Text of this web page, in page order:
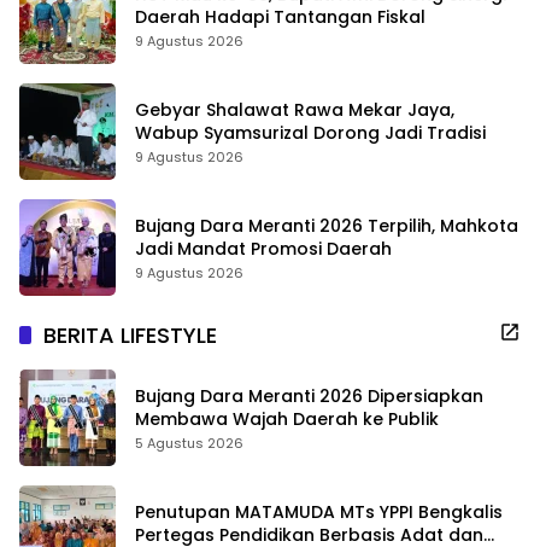
Daerah Hadapi Tantangan Fiskal
9 Agustus 2026
Gebyar Shalawat Rawa Mekar Jaya,
Wabup Syamsurizal Dorong Jadi Tradisi
9 Agustus 2026
Bujang Dara Meranti 2026 Terpilih, Mahkota
Jadi Mandat Promosi Daerah
9 Agustus 2026
BERITA LIFESTYLE
Bujang Dara Meranti 2026 Dipersiapkan
Membawa Wajah Daerah ke Publik
5 Agustus 2026
Penutupan MATAMUDA MTs YPPI Bengkalis
Pertegas Pendidikan Berbasis Adat dan